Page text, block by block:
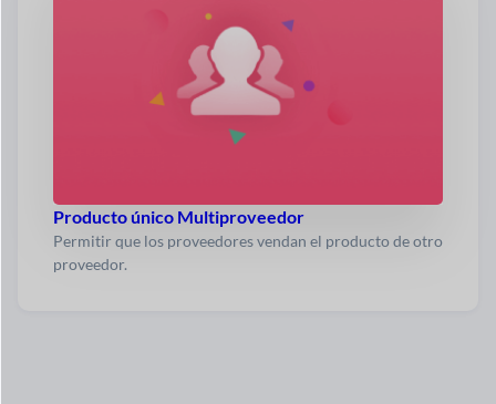
Producto único Multiproveedor
Permitir que los proveedores vendan el producto de otro
proveedor.